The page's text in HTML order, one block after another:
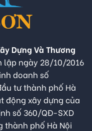
Dựng Và Thương
lập ngày 28/10/2016
doanh số
tư thành phố Hà
động xây dựng của
số 360/QĐ-SXD
thành phố Hà Nội